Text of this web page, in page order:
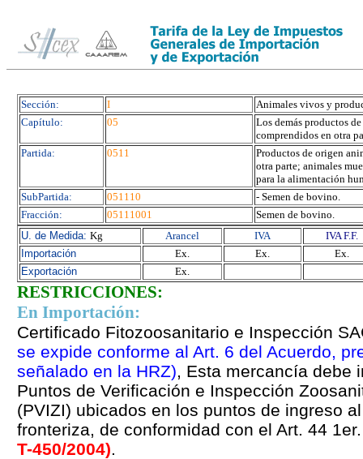
Sección: I
Animales vivos y
Capítulo:
05
Los demás productos
comprendidos en otra
Partida:
0511
Productos de origen
otra parte; animales
para la alimentación
SubPartida:
051110
- Semen de bovino.
Fracción:
05111001
Semen de bovino.
U. de Medida: Kg Arancel IVA
IVA F.F.
Importación
Ex. Ex.
Ex.
Exportación
Ex.
RESTRICCIONES:
En Importación:
Certificado Fitozoosanitario e Inspección
se expide conforme al Art. 6 del Acuerdo,
señalado en la HRZ), Esta mercancía debe
Puntos de Verificación e Inspección
(PVIZI) ubicados en los puntos de ingreso
fronteriza, de conformidad con el Art. 44 1er.
T-450/2004).